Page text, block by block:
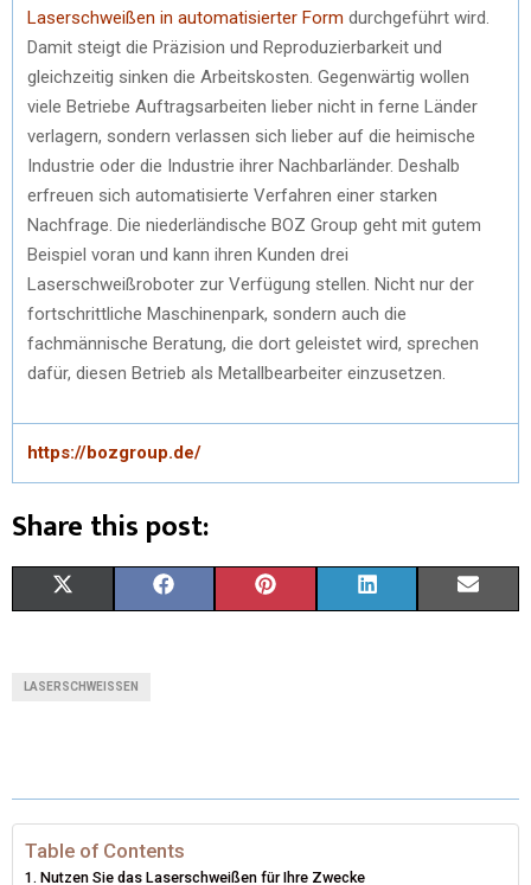
Laserschweißen in automatisierter Form durchgeführt wird.
Damit steigt die Präzision und Reproduzierbarkeit und
gleichzeitig sinken die Arbeitskosten. Gegenwärtig wollen
viele Betriebe Auftragsarbeiten lieber nicht in ferne Länder
verlagern, sondern verlassen sich lieber auf die heimische
Industrie oder die Industrie ihrer Nachbarländer. Deshalb
erfreuen sich automatisierte Verfahren einer starken
Nachfrage. Die niederländische BOZ Group geht mit gutem
Beispiel voran und kann ihren Kunden drei
Laserschweißroboter zur Verfügung stellen. Nicht nur der
fortschrittliche Maschinenpark, sondern auch die
fachmännische Beratung, die dort geleistet wird, sprechen
dafür, diesen Betrieb als Metallbearbeiter einzusetzen.
https://bozgroup.de/
Share this post:
T
T
O R D
LASERSCHWEISSEN
Table of Contents
Nutzen Sie das Laserschweißen für Ihre Zwecke